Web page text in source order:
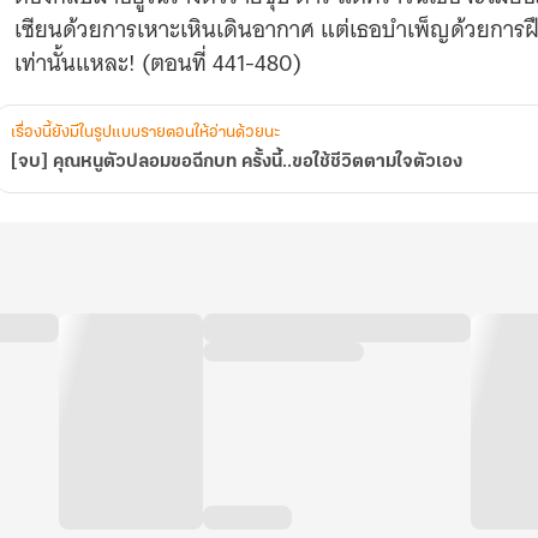
มใจ
ง
เซียนด้วยการเหาะเหินเดินอากาศ แต่เธอบำเพ็ญด้วยกา
เท่านั้นแหละ! (ตอนที่ 441-480)
เรื่องนี้ยังมีในรูปแบบรายตอนให้อ่านด้วยนะ
[จบ] คุณหนูตัวปลอมขอฉีกบท ครั้งนี้..ขอใช้ชีวิตตามใจตัวเอง